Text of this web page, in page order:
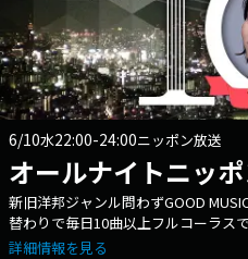
6/10水22:00-24:00ニッポン放送
オールナイトニッ
新旧洋邦ジャンル問わずGOOD
替わりで毎日10曲以上フルコーラス
す。 今日もあなたからのリクエスト
詳細情報を見る